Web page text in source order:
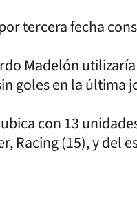
tercera fecha
Madelón
goles en la última
con 13
Racing (15), y del